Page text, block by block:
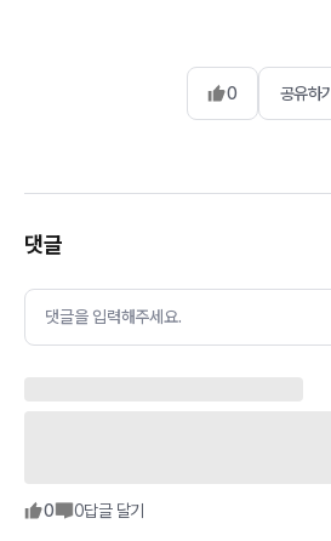
0 공유하기
댓글
댓글을 입력해주세요.
0 0답글 달기